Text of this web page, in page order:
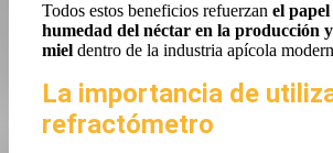
Todos estos beneficios refuerzan el
humedad del néctar en la producción
miel dentro de la industria apícola
La importancia de
refractómetro